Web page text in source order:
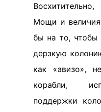
Мощи и величия
бы на то, чтобы
дерзкую
как «авизо»,
корабли,
поддержки